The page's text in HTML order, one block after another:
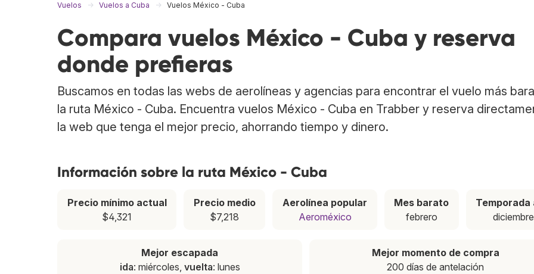
Vuelos Vuelos a Cuba Vuelos México - Cuba
Compara vuelos México - Cuba y reserva
donde prefieras
Buscamos en todas las webs de aerolíneas y agencias para encontrar el vuelo más
la ruta México - Cuba. Encuentra vuelos México - Cuba en Trabber y reserva
la web que tenga el mejor precio, ahorrando tiempo y dinero.
Información sobre la ruta México - Cuba
Precio mínimo actual
$4,321
Precio medio
$7,218
Aerolínea popular
Aeroméxico
Mes barato
febrero
Temporada
diciembre
Mejor escapada
ida: miércoles, vuelta: lunes
Mejor momento de compra
200 días de antelación